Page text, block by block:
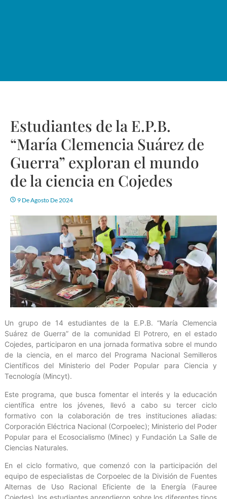
Estudiantes de la E.P.B.
“María Clemencia Suárez de
Guerra” exploran el mundo
de la ciencia en Cojedes
9 De Agosto De 2024
Un grupo de 14 estudiantes de la E.P.B. “María Clemencia
Suárez de Guerra” de la comunidad El Potrero, en el estado
Cojedes, participaron en una jornada formativa sobre el mundo
de la ciencia, en el marco del Programa Nacional Semilleros
Científicos del Ministerio del Poder Popular para Ciencia y
Tecnología (Mincyt).
Este programa, que busca fomentar el interés y la educación
científica entre los jóvenes, llevó a cabo su tercer ciclo
formativo con la colaboración de tres instituciones aliadas:
Corporación Eléctrica Nacional (Corpoelec); Ministerio del Poder
Popular para el Ecosocialismo (Minec) y Fundación La Salle de
Ciencias Naturales.
En el ciclo formativo, que comenzó con la participación del
equipo de especialistas de Corpoelec de la División de Fuentes
Alternas de Uso Racional Eficiente de la Energía (Fauree
Cojedes), los estudiantes aprendieron sobre los diferentes tipos